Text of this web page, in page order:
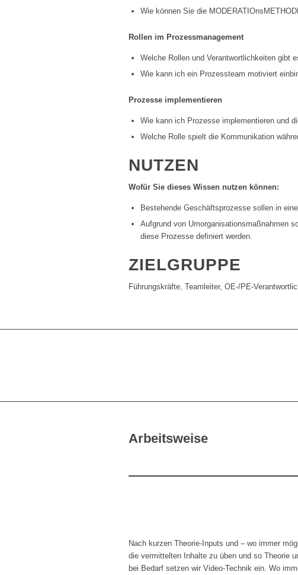
Wie können Sie die
Rollen im Prozessmanagement
Welche Rollen und Verantwortlichkeiten gibt
Wie kann ich ein Prozessteam motiviert
Prozesse implementieren
Wie kann ich Prozesse implementieren und
Welche Rolle spielt die Kommunikation
NUTZEN
Wofür Sie dieses Wissen nutzen können:
Bestehende Geschäftsprozesse sollen in
Aufgrund von Umorganisationsmaßnahmen
diese Prozesse definiert werden.
ZIELGRUPPE
Führungskräfte, Teamleiter, OE-/PE-
Arbeitsweise
Nach kurzen Theorie-Inputs und – wo immer
die vermittelten Inhalte zu üben und so Theorie
bei Bedarf setzen wir Video-Technik ein. Wo